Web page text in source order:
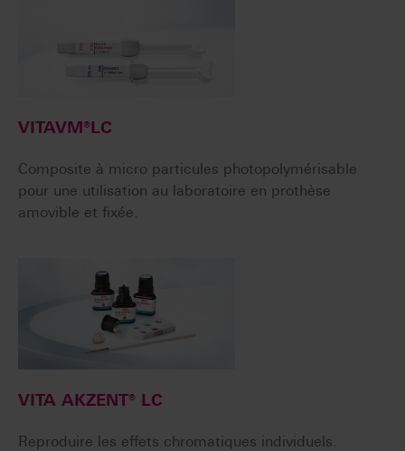
VITAVM®LC
Composite à micro particules photopolymérisable
pour une utilisation au laboratoire en prothèse
amovible et fixée.
VITA AKZENT® LC
Reproduire les effets chromatiques individuels.